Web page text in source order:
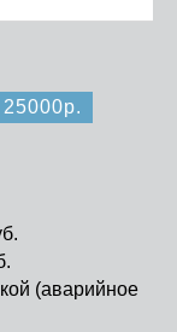
(аварийное